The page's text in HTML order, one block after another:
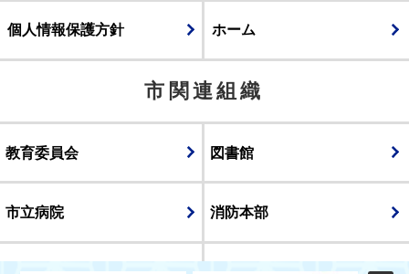
個人情報保護方針 ホーム
市関連組織
教育委員会 図書館
市立病院 消防本部